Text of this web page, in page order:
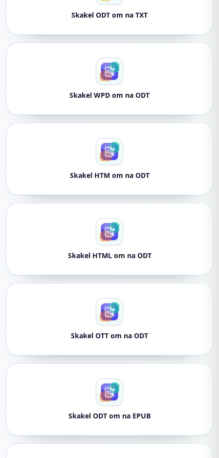
Skakel ODT om na TXT
Skakel WPD om na ODT
Skakel HTM om na ODT
Skakel HTML om na ODT
Skakel OTT om na ODT
Skakel ODT om na EPUB